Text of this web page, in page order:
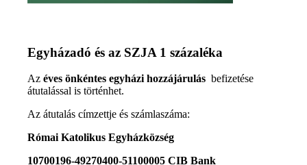
Egyházadó és az SZJA 1 százaléka
Azéves önkéntes egyházi hozzájárulás befizetése
átutalással is történhet.
Az átutalás címzettje és számlaszáma:
Római Katolikus Egyházközség
10700196-49270400-51100005 CIB Bank